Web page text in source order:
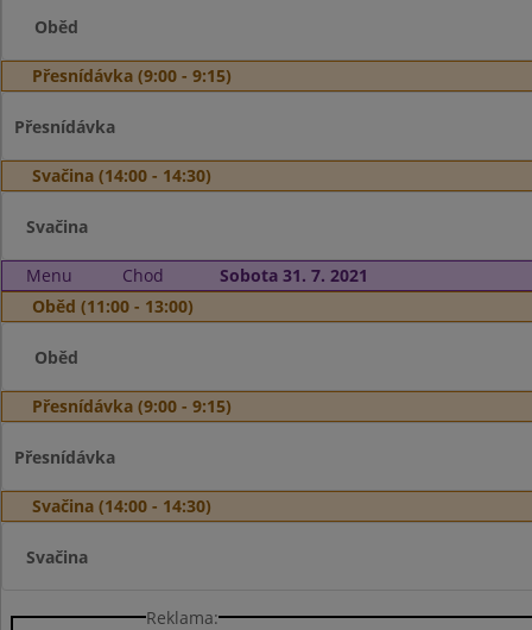
Oběd
Přesnídávka (9:00 - 9:15)
Přesnídávka
Svačina (14:00 - 14:30)
Svačina
Menu Chod
Sobota 31. 7. 2021
Oběd (11:00 - 13:00)
Oběd
Přesnídávka (9:00 - 9:15)
Přesnídávka
Svačina (14:00 - 14:30)
Svačina
Reklama: